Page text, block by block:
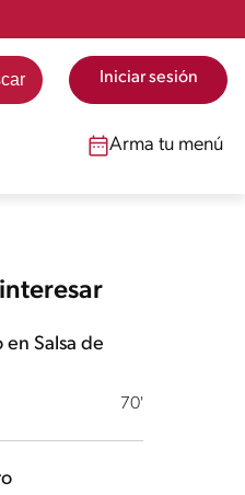
Iniciar sesión
Arma tu menú
70'
Salsa de